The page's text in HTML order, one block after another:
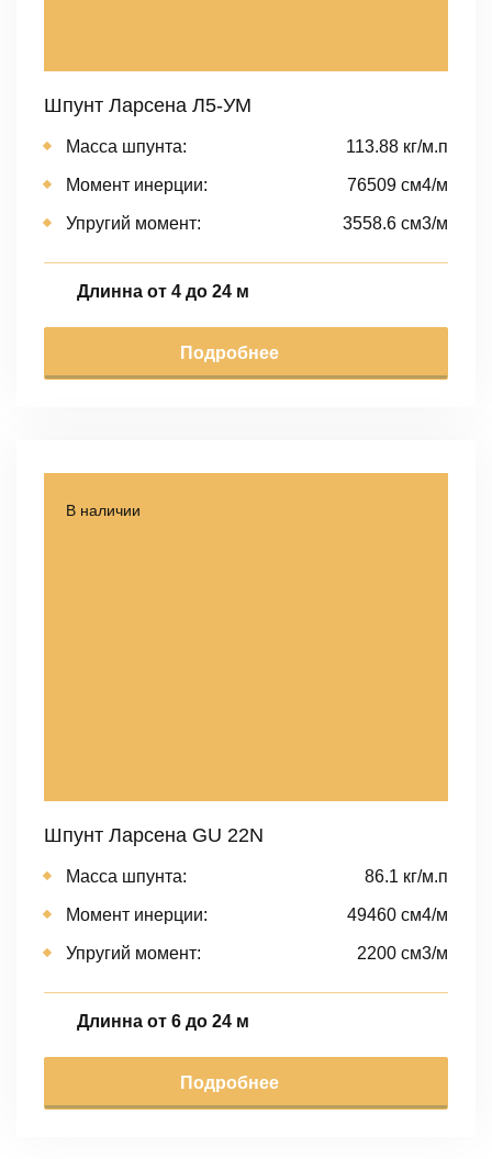
Шпунт Ларсена Л5-УМ
Масса шпунта: 113.88 кг/м.п
Момент инерции: 76509 cм4/м
Упругий момент: 3558.6 cм3/м
Длинна от 4 до 24 м
Подробнее
В наличии
Шпунт Ларсена GU 22N
Масса шпунта: 86.1 кг/м.п
Момент инерции: 49460 cм4/м
Упругий момент: 2200 cм3/м
Длинна от 6 до 24 м
Подробнее